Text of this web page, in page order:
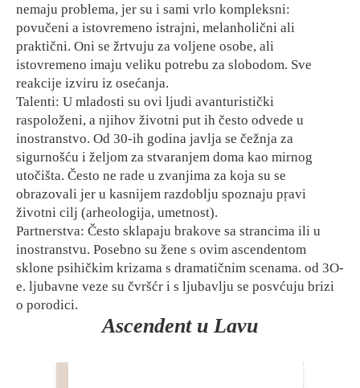
nemaju problema, jer su i sami vrlo kompleksni:
povučeni a istovremeno istrajni, melanholični ali
praktični. Oni se žrtvuju za voljene osobe, ali
istovremeno imaju veliku potrebu za slobodom. Sve
reakcije izviru iz osećanja.
Talenti: U mladosti su ovi ljudi avanturistički
raspoloženi, a njihov životni put ih često odvede u
inostranstvo. Od 30-ih godina javlja se čežnja za
sigurnošću i željom za stvaranjem doma kao mirnog
utočišta. Često ne rade u zvanjima za koja su se
obrazovali jer u kasnijem razdoblju spoznaju pŗavi
životni cilj (arheologija, umetnost).
Partnerstva: Često sklapaju brakove sa strancima ili u
inostranstvu. Posebno su žene s ovim ascendentom
sklone psihičkim krizama s dramatičnim scenama. od 3O-
e. ljubavne veze su čvršćr i s ljubavlju se posvćuju brizi
o porodici.
Ascendent u Lavu